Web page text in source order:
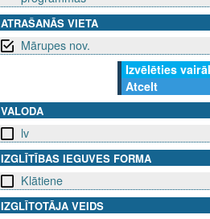
ATRAŠANĀS VIETA
Mārupes nov.
Izvēlēties
Atcelt
VALODA
lv
IZGLĪTĪBAS IEGUVES FORMA
Klātiene
IZGLĪTOTĀJA VEIDS